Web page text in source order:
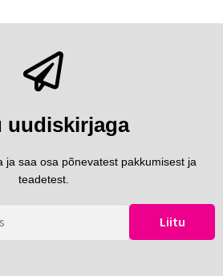
uudiskirjaga
ja saa osa põnevatest pakkumisest ja
teadetest.